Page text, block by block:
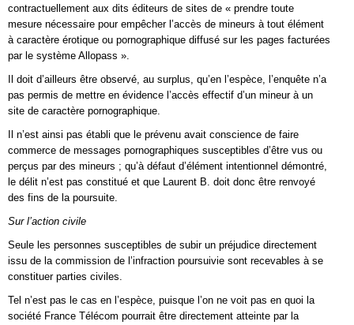
contractuellement aux dits éditeurs de sites de « prendre toute
mesure nécessaire pour empêcher l’accès de mineurs à tout élément
à caractère érotique ou pornographique diffusé sur les pages facturées
par le système Allopass ».
Il doit d’ailleurs être observé, au surplus, qu’en l’espèce, l’enquête n’a
pas permis de mettre en évidence l’accès effectif d’un mineur à un
site de caractère pornographique.
Il n’est ainsi pas établi que le prévenu avait conscience de faire
commerce de messages pornographiques susceptibles d’être vus ou
perçus par des mineurs ; qu’à défaut d’élément intentionnel démontré,
le délit n’est pas constitué et que Laurent B. doit donc être renvoyé
des fins de la poursuite.
Sur l’action civile
Seule les personnes susceptibles de subir un préjudice directement
issu de la commission de l’infraction poursuivie sont recevables à se
constituer parties civiles.
Tel n’est pas le cas en l’espèce, puisque l’on ne voit pas en quoi la
société France Télécom pourrait être directement atteinte par la